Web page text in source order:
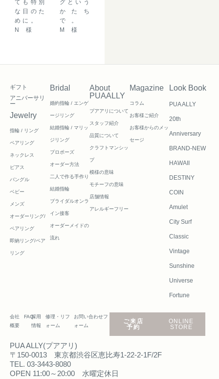
ても特別
な日のた
めに。
N 様
グという
かたち
で。
M 様
ギフト
アニバーサリ
ー
Jewelry
指輪 / リング
ペアリング
ネックレス
ピアス
バングル
ベビー
メンズ
オーダーリング/
ペアリング
即納リング/ペア
リング
Bridal
婚約指輪 / エンゲ
ージリング
結婚指輪 / マリッ
ジリング
プロポーズ
オーダー方法
二人で作る手作り
結婚指輪
ブライダルオンラ
イン接客
オーダーメイドの
流れ
About
PUAALLY
プアアリについて
スタッフ紹介
品質について
クラフトマンシッ
プ
模様の意味
モチーフの意味
店舗情報
アレルギーフリー
Magazine
コラム
お客様ご紹介
お客様からのメッ
セージ
Look Book
PUA ALLY
20th
Anniversary
BRAND-NEW
HAWAII
DESTINY
COIN
Amulet
City Surf
Classic
Vintage
Sunshine
Universe
Fortune
会社
概要
FAQ採用
情報
修理・リフ
ォーム
お問い合わせフ
ォーム
ご来店
予約
ONLINE
STORE
PUA ALLY(プアアリ)
〒150-0013 東京都渋谷区恵比寿1-22-2-1F/2F
TEL. 03-3443-8080
OPEN 11:00～20:00 水曜定休日